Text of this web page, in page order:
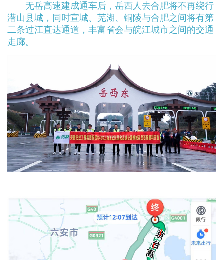
无岳高速建成通车后，岳西人去合肥将不再绕行
潜山县城，同时宣城、芜湖、铜陵与合肥之间将有第
二条过江直达通道，丰富省会与皖江城市之间的交通
走廊。